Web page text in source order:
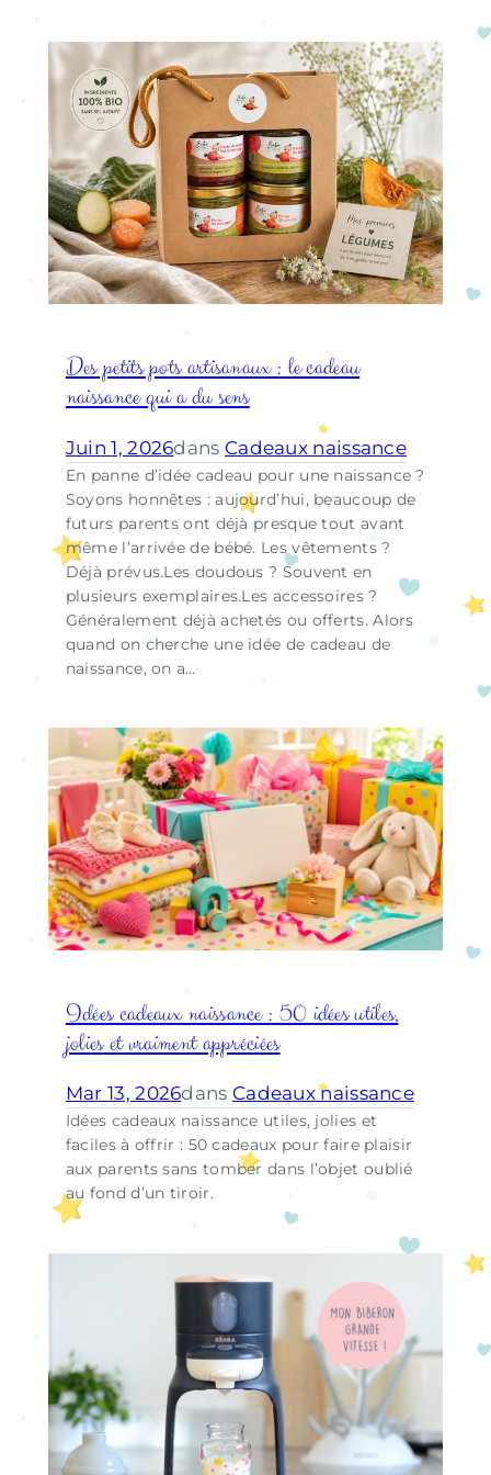
Des petits pots artisanaux : le cadeau
naissance qui a du sens
Juin 1, 2026dans Cadeaux naissance
En panne d’idée cadeau pour une naissance ?
Soyons honnêtes : aujourd’hui, beaucoup de
futurs parents ont déjà presque tout avant
même l’arrivée de bébé. Les vêtements ?
Déjà prévus.Les doudous ? Souvent en
plusieurs exemplaires.Les accessoires ?
Généralement déjà achetés ou offerts. Alors
quand on cherche une idée de cadeau de
naissance, on a…
Idées cadeaux naissance : 50 idées utiles,
jolies et vraiment appréciées
Mar 13, 2026dans Cadeaux naissance
Idées cadeaux naissance utiles, jolies et
faciles à offrir : 50 cadeaux pour faire plaisir
aux parents sans tomber dans l’objet oublié
au fond d’un tiroir.